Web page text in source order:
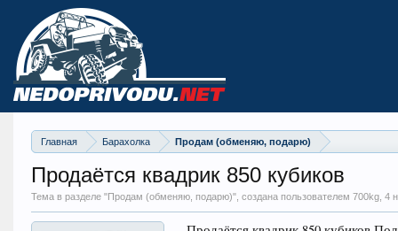
Главная Барахолка Продам (обменяю, подарю)
Продаётся квадрик 850 кубиков
Тема в разделе "Продам (обменяю, подарю)", создана пользователем 700kg, 4